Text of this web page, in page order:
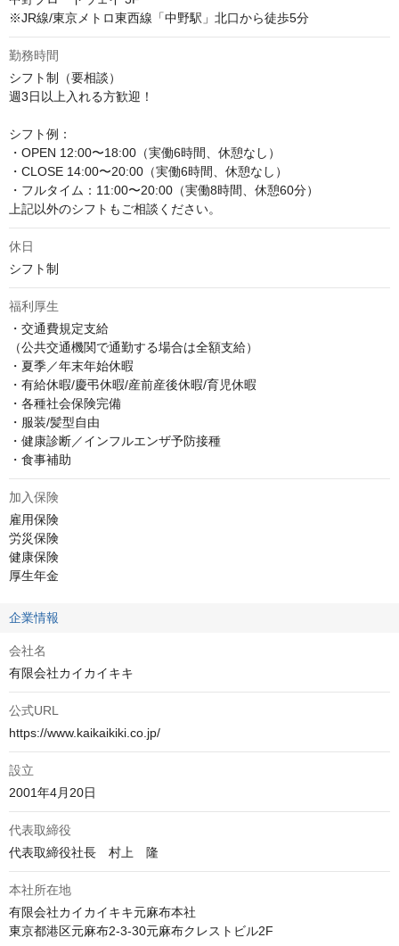
※JR線/東京メトロ東西線「中野駅」北口から徒歩5分
勤務時間
シフト制（要相談）
週3日以上入れる方歓迎！
シフト例：
・OPEN 12:00〜18:00（実働6時間、休憩なし）
・CLOSE 14:00〜20:00（実働6時間、休憩なし）
・フルタイム：11:00〜20:00（実働8時間、休憩60分）
上記以外のシフトもご相談ください。
休日
シフト制
福利厚生
・交通費規定支給
（公共交通機関で通勤する場合は全額支給）
・夏季／年末年始休暇
・有給休暇/慶弔休暇/産前産後休暇/育児休暇
・各種社会保険完備
・服装/髪型自由
・健康診断／インフルエンザ予防接種
・食事補助
加入保険
雇用保険
労災保険
健康保険
厚生年金
企業情報
会社名
有限会社カイカイキキ
公式URL
https://www.kaikaikiki.co.jp/
設立
2001年4月20日
代表取締役
代表取締役社長　村上　隆
本社所在地
有限会社カイカイキキ元麻布本社
東京都港区元麻布2-3-30元麻布クレストビル2F